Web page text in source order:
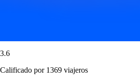
3.6
Calificado por 1369 viajeros